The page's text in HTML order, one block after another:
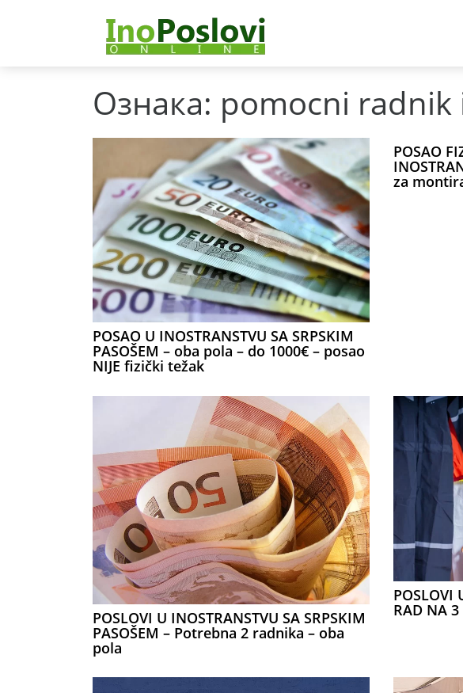
Ознака: pomocni
POSAO U INOSTRANSTVU SA SRPSKIM
PASOŠEM – oba pola – do 1000€ – posao
NIJE fizički težak
POSAO
za
POSLOVI U INOSTRANSTVU SA SRPSKIM
PASOŠEM – Potrebna 2 radnika – oba
pola
POSLOVI
RAD NA 3